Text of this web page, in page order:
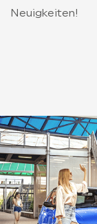
NEUIGKEITEN
LIGIER GROUP
Neuigkeiten!